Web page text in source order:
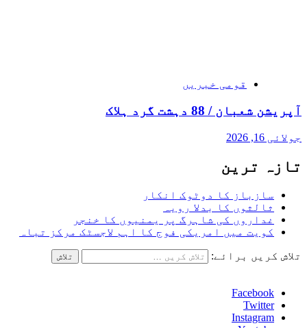
قومی خبریں
آپریشن شعبان / 88 دہشت گرد ہلاک
جولائی 16, 2026
تازہ ترین
سازباز کا دوٹوک انکار
ثالثوں کا بدلا رویہ
غداروں کی شاہرگ پر یمنیوں کا خنجر
کویت میں امریکی فوج کا اہم لاجسٹک مرکز تباہ
تلاش کریں برائے:
Facebook
Twitter
Instagram